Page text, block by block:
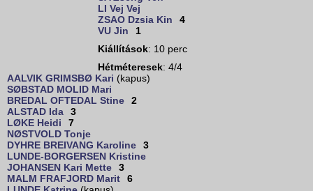
LI Vej Vej
ZSAO Dzsia Kin
4
VU Jin
1
Kiállítások: 10 perc
Hétméteresek: 4/4
AALVIK GRIMSBØ Kari (kapus)
SØBSTAD MOLID Mari
BREDAL OFTEDAL Stine
2
ALSTAD Ida
3
LØKE Heidi
7
NØSTVOLD Tonje
DYHRE BREIVANG Karoline
3
LUNDE-BORGERSEN Kristine
JOHANSEN Kari Mette
3
MALM FRAFJORD Marit
6